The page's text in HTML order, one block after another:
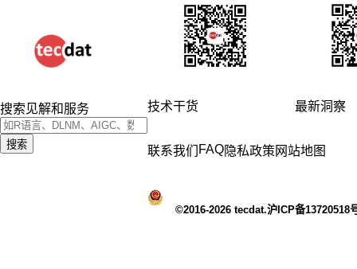
搜索见解和服务
搜索
技术干货 最新洞察
联系我们 FAQ隐私政策 网站地图
©2016-2026 tecdat.沪ICP备13720518